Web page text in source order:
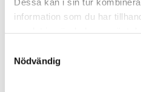
information som du har
Nödvändig